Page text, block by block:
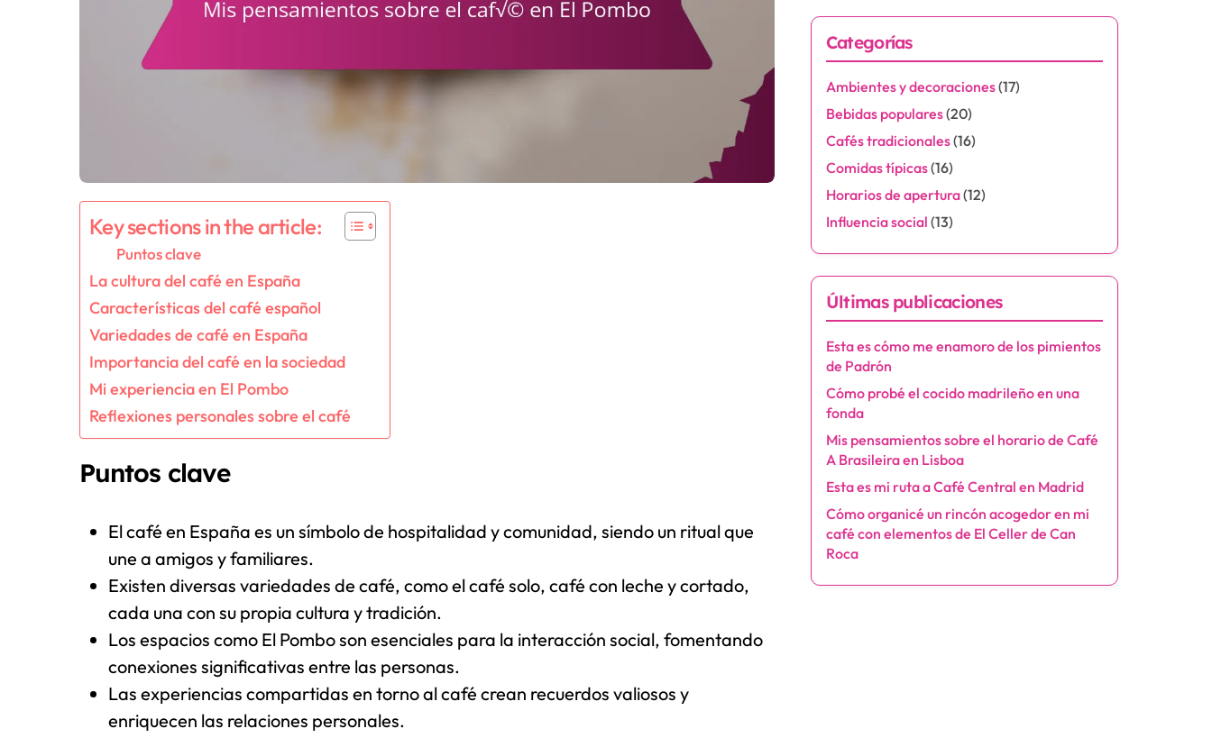
Key sections in the article:
Puntos clave
La cultura del café en España
Características del café español
Variedades de café en España
Importancia del café en la sociedad
Mi experiencia en El Pombo
Reflexiones personales sobre el café
Puntos clave
El café en España es un símbolo de hospitalidad y comunidad, siendo un ritual que
une a amigos y familiares.
Existen diversas variedades de café, como el café solo, café con leche y cortado,
cada una con su propia cultura y tradición.
Los espacios como El Pombo son esenciales para la interacción social, fomentando
conexiones significativas entre las personas.
Las experiencias compartidas en torno al café crean recuerdos valiosos y
enriquecen las relaciones personales.
Categorías
Ambientes y decoraciones(17)
Bebidas populares(20)
Cafés tradicionales(16)
Comidas típicas(16)
Horarios de apertura(12)
Influencia social (13)
Últimas publicaciones
Esta es cómo me enamoro de los pimientos
de Padrón
Cómo probé el cocido madrileño en una
fonda
Mis pensamientos sobre el horario de Café
A Brasileira en Lisboa
Esta es mi ruta a Café Central en Madrid
Cómo organicé un rincón acogedor en mi
café con elementos de El Celler de Can
Roca